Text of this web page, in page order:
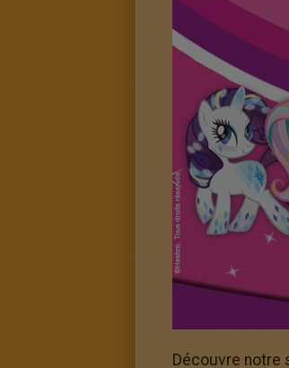
Découvre notre